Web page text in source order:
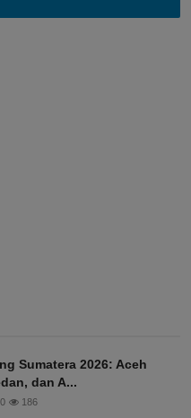
Sumatera 2026: Aceh
dan A...
0 186